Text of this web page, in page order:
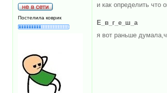
Постелила коврик
и как определить что
Е_в_г_е_ш_а
я вот раньше